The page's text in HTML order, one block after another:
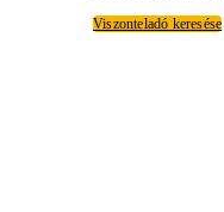
Viszonteladó keresése